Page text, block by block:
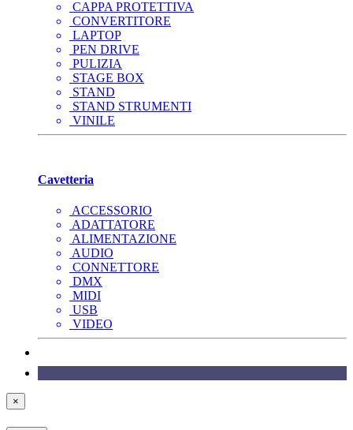
CAPPA PROTETTIVA
CONVERTITORE
LAPTOP
PEN DRIVE
PULIZIA
STAGE BOX
STAND
STAND STRUMENTI
VINILE
Cavetteria
ACCESSORIO
ADATTATORE
ALIMENTAZIONE
AUDIO
CONNETTORE
DMX
MIDI
USB
VIDEO
×